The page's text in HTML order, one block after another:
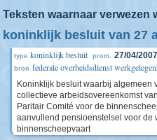
Teksten waarnaar verwezen
koninklijk besluit van 27
type koninklijk besluit prom. 27/04/2007
bron federale overheidsdienst
Koninklijk besluit waarbij algemeen
collectieve arbeidsovereenkomst
Paritair Comité voor de
aanvullend pensioenstelsel voor de
binnenscheepvaart